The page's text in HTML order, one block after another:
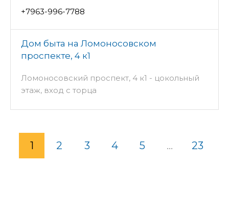
+7963-996-7788
Дом быта на Ломоносовском
проспекте, 4 к1
Ломоносовский проспект, 4 к1 - цокольный
этаж, вход с торца
1 2 3 4 5 ... 23